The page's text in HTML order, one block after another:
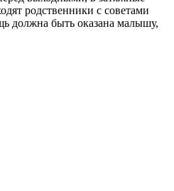
родственники с советами
должна быть оказана малышу,